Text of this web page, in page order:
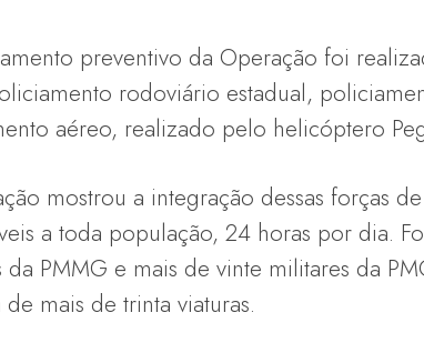
preventivo da Operação foi
rodoviário estadual,
aéreo, realizado pelo helicóptero
mostrou a integração dessas forças
a toda população, 24 horas por dia.
da PMMG e mais de vinte militares da
mais de trinta viaturas.